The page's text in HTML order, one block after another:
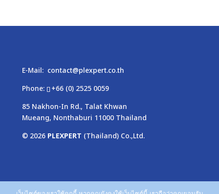
E-Mail: contact@plexpert.co.th
Phone:
+66 (0) 2525 0059
85 Nakhon-In Rd., Talat Khwan
Mueang, Nonthaburi 11000 Thailand
© 2026 PLEXPERT (Thailand) Co.,Ltd.